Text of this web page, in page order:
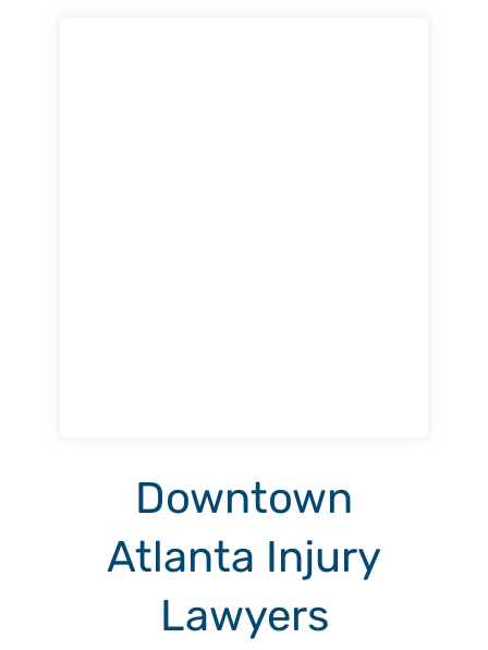
Downtown
Atlanta Injury
Lawyers